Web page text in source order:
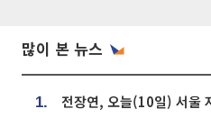
많이 본 뉴스
1.